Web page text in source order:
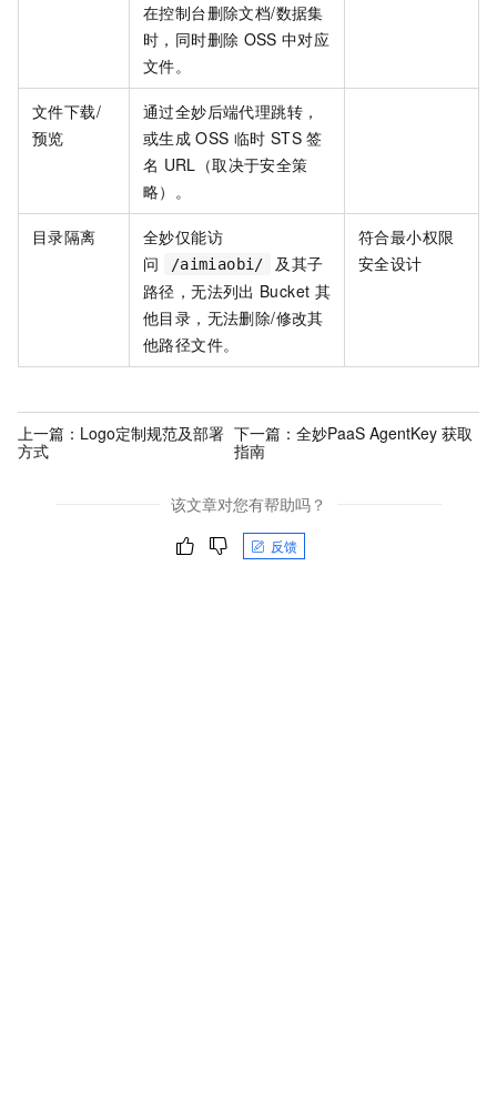
在控制台删除文档/数据集
时，同时删除 OSS 中对应
文件。
文件下载/
预览
通过全妙后端代理跳转，
或生成 OSS 临时 STS 签
名 URL（取决于安全策
略）。
目录隔离
全妙仅能访
问
/aimiaobi/
及其子
路径，无法列出 Bucket 其
他目录，无法删除/修改其
他路径文件。
符合最小权限
安全设计
上一篇： Logo定制规范及部署
方式
下一篇： 全妙PaaS AgentKey 获取
指南
该文章对您有帮助吗？
反馈